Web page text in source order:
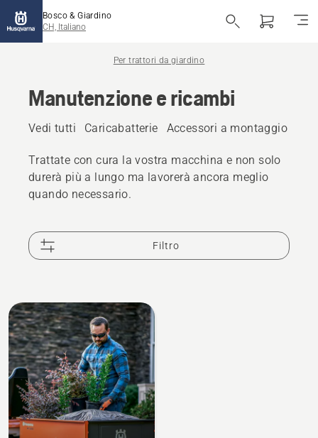
Bosco & Giardino
CH, Italiano
Per trattori da giardino
Manutenzione e ricambi
Vedi tutti Caricabatterie Accessori a montaggio
Trattate con cura la vostra macchina e non solo
durerà più a lungo ma lavorerà ancora meglio
quando necessario.
Filtro
Tutti
i
prodotti